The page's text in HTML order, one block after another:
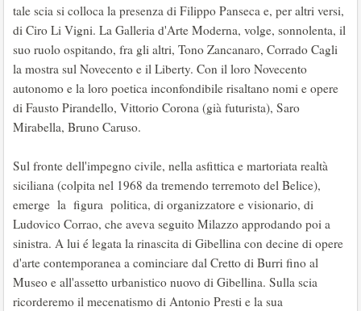
tale scia si colloca la presenza di Filippo Panseca e, per altri versi,
di Ciro Li Vigni. La Galleria d'Arte Moderna, volge, sonnolenta, il
suo ruolo ospitando, fra gli altri, Tono Zancanaro, Corrado Cagli
la mostra sul Novecento e il Liberty. Con il loro Novecento
autonomo e la loro poetica inconfondibile risaltano nomi e opere
di Fausto Pirandello, Vittorio Corona (già futurista), Saro
Mirabella, Bruno Caruso.
Sul fronte dell'impegno civile, nella asfittica e martoriata realtà
siciliana (colpita nel 1968 da tremendo terremoto del Belice),
emerge la figura politica, di organizzatore e visionario, di
Ludovico Corrao, che aveva seguito Milazzo approdando poi a
sinistra. A lui é legata la rinascita di Gibellina con decine di opere
d'arte contemporanea a cominciare dal Cretto di Burri fino al
Museo e all'assetto urbanistico nuovo di Gibellina. Sulla scia
ricorderemo il mecenatismo di Antonio Presti e la sua